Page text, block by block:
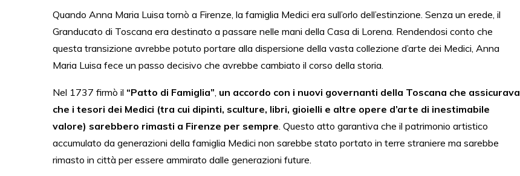
Quando Anna Maria Luisa tornò a Firenze, la famiglia Medici era sull’orlo dell’estinzione. Senza un erede, il
Granducato di Toscana era destinato a passare nelle mani della Casa di Lorena. Rendendosi conto che
questa transizione avrebbe potuto portare alla dispersione della vasta collezione d’arte dei Medici, Anna
Maria Luisa fece un passo decisivo che avrebbe cambiato il corso della storia.
Nel 1737 firmò il “Patto di Famiglia”, un accordo con i nuovi governanti della Toscana che assicurava
che i tesori dei Medici (tra cui dipinti, sculture, libri, gioielli e altre opere d’arte di inestimabile
valore) sarebbero rimasti a Firenze per sempre. Questo atto garantiva che il patrimonio artistico
accumulato da generazioni della famiglia Medici non sarebbe stato portato in terre straniere ma sarebbe
rimasto in città per essere ammirato dalle generazioni future.